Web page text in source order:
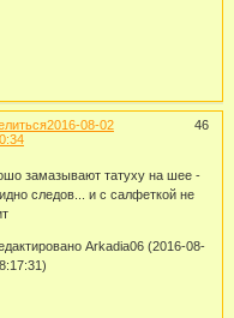
46
2016-08-02
замазывают татуху на шее -
следов... и с салфеткой не
Arkadia06 (2016-08-